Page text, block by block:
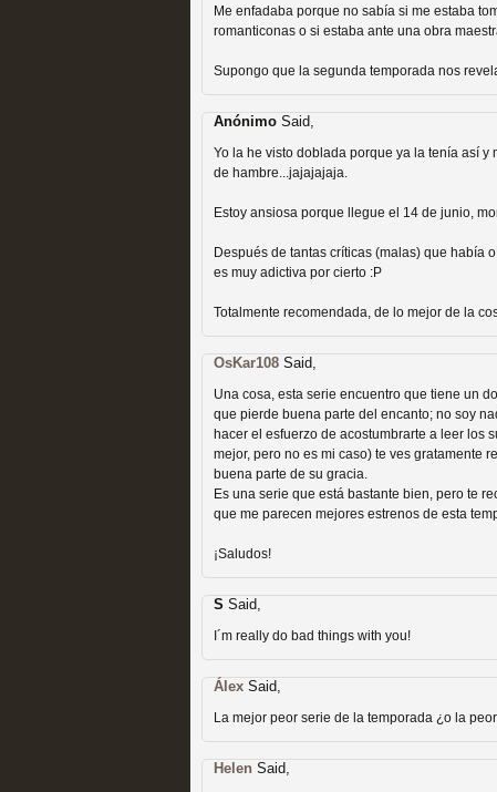
televisión
Las series de 10
extinción
Recomendación de la semana
Expediente X: Guía
MOLTISANTI
Recomendación de la semana
Me enfadaba porque no sabía si me estaba
romanticonas o si estaba ante una obra
Supongo que la segunda temporada nos
Anónimo Said,
Yo la he visto doblada porque ya la tenía así
de hambre...jajajajaja.
Estoy ansiosa porque llegue el 14 de junio,
Después de tantas críticas (malas) que había
es muy adictiva por cierto :P
Totalmente recomendada, de lo mejor de la
OsKar108 Said,
Una cosa, esta serie encuentro que tiene un
que pierde buena parte del encanto; no soy
hacer el esfuerzo de acostumbrarte a leer los
mejor, pero no es mi caso) te ves gratamente
buena parte de su gracia.
Es una serie que está bastante bien, pero te
que me parecen mejores estrenos de esta
¡Saludos!
S Said,
I´m really do bad things with you!
Álex Said,
La mejor peor serie de la temporada ¿o la
Helen Said,